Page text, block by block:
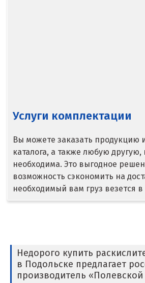
Наро-Фоминск
Невьянск
Нефтеюганск
Нижний Тагил
Услуги комплектации
Вы можете заказать продукцию
каталога, а также любую другую,
необходима. Это выгодное
возможность сэкономить на
необходимый вам груз везется
Недорого купить
в Подольске предлагает
производитель